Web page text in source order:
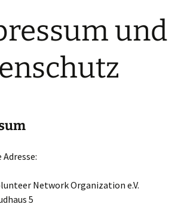
Förderung
Feedback
In Gambia
und
Network Organization e.V.
5